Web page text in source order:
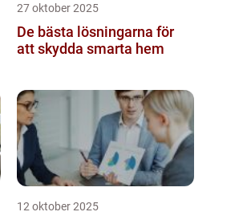
27 oktober 2025
De bästa lösningarna för
att skydda smarta hem
12 oktober 2025